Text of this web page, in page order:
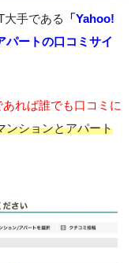
大手である
「Yahoo!
パートの口コミサイ
あれば誰でも口コミに
ンションとアパート